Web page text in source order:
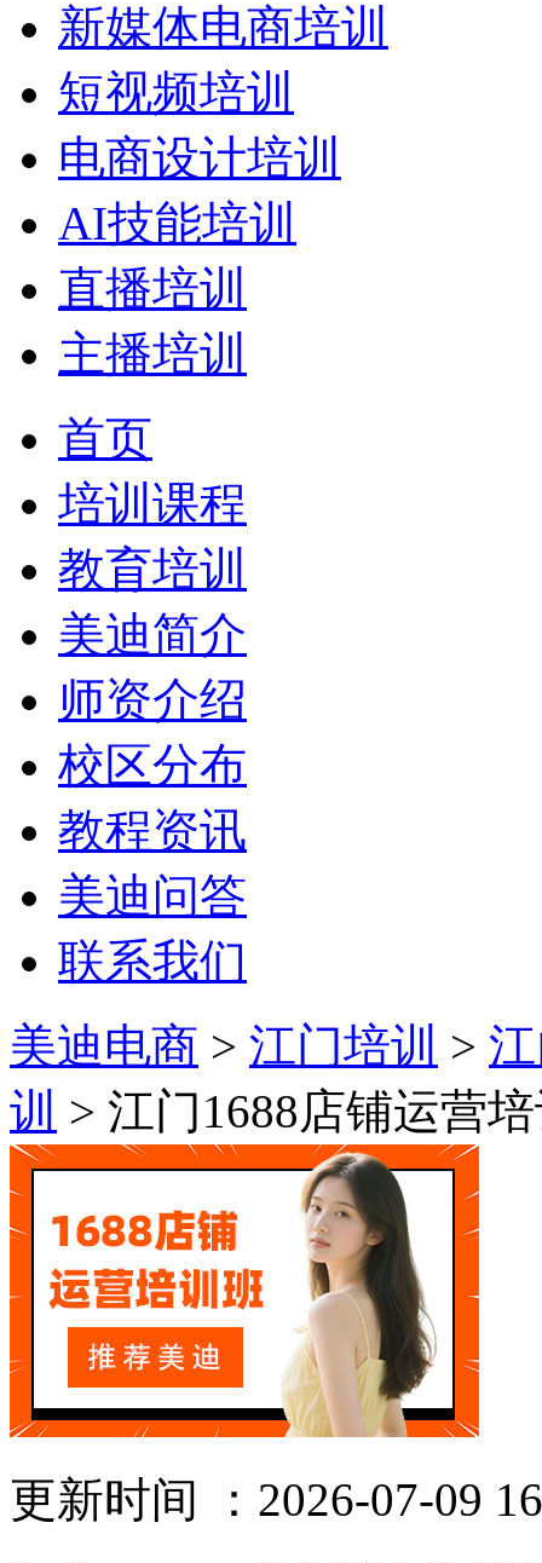
新媒体电商培训
短视频培训
电商设计培训
AI技能培训
直播培训
主播培训
首页
培训课程
教育培训
美迪简介
师资介绍
校区分布
教程资讯
美迪问答
联系我们
美迪电商 > 江门培训 >
训 > 江门1688店铺运营
更新时间 ：2026-07-09